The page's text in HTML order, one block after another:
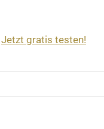
Jetzt gratis testen!